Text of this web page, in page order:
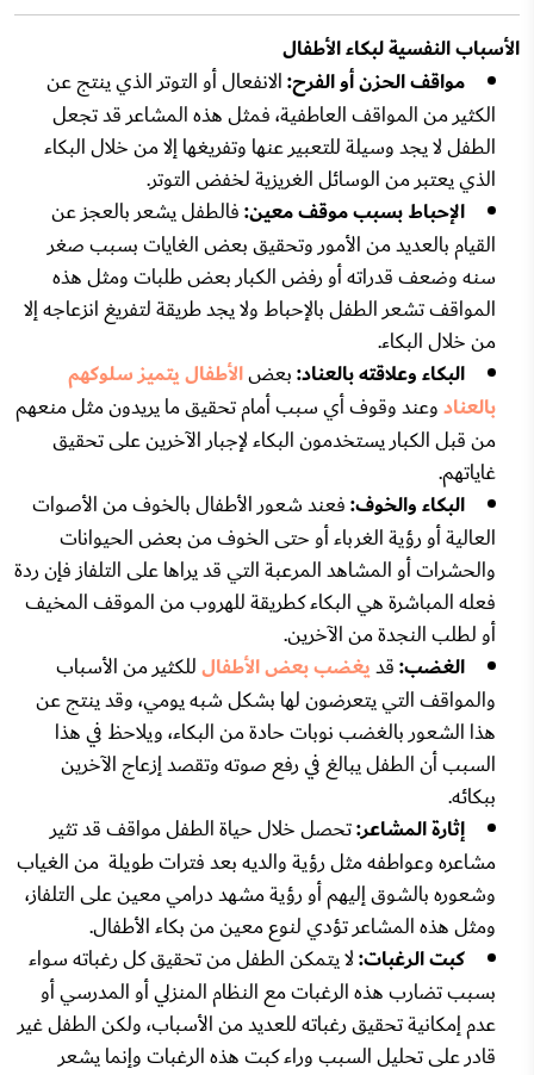
الأسباب النفسية لبكاء الأطفال
مواقف الحزن أو الفرح:الانفعال أو التوتر الذي ينتج عن
الكثير من المواقف العاطفية، فمثل هذه المشاعر قد تجعل
الطفل لا يجد وسيلة للتعبير عنها وتفريغها إلا من خلال البكاء
الذي يعتبر من الوسائل الغريزية لخفض التوتر.
الإحباط بسبب موقف معين:فالطفل يشعر بالعجز عن
القيام بالعديد من الأمور وتحقيق بعض الغايات بسبب صغر
سنه وضعف قدراته أو رفض الكبار بعض طلبات ومثل هذه
المواقف تشعر الطفل بالإحباط ولا يجد طريقة لتفريغ انزعاجه إلا
من خلال البكاء.
البكاء وعلاقته بالعناد:بعضالأطفال يتميز سلوكهم
بالعنادوعند وقوف أي سبب أمام تحقيق ما يريدون مثل منعهم
من قبل الكبار يستخدمون البكاء لإجبار الآخرين على تحقيق
غاياتهم.
البكاء والخوف:فعند شعور الأطفال بالخوف من الأصوات
العالية أو رؤية الغرباء أو حتى الخوف من بعض الحيوانات
والحشرات أو المشاهد المرعبة التي قد يراها على التلفاز فإن ردة
فعله المباشرة هي البكاء كطريقة للهروب من الموقف المخيف
أو لطلب النجدة من الآخرين.
الغضب:قديغضب بعض الأطفالللكثير من الأسباب
والمواقف التي يتعرضون لها بشكل شبه يومي، وقد ينتج عن
هذا الشعور بالغضب نوبات حادة من البكاء، ويلاحظ في هذا
السبب أن الطفل يبالغ في رفع صوته وتقصد إزعاج الآخرين
ببكائه.
إثارة المشاعر:تحصل خلال حياة الطفل مواقف قد تثير
مشاعره وعواطفه مثل رؤية والديه بعد فترات طويلة من الغياب
وشعوره بالشوق إليهم أو رؤية مشهد درامي معين على التلفاز،
ومثل هذه المشاعر تؤدي لنوع معين من بكاء الأطفال.
كبت الرغبات:لا يتمكن الطفل من تحقيق كل رغباته سواء
بسبب تضارب هذه الرغبات مع النظام المنزلي أو المدرسي أو
عدم إمكانية تحقيق رغباته للعديد من الأسباب، ولكن الطفل غير
قادر على تحليل السبب وراء كبت هذه الرغبات وإنما يشعر